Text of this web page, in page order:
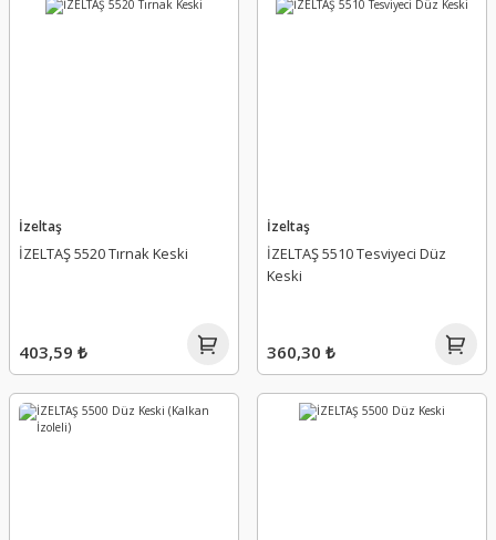
İzeltaş
İZELTAŞ 5520 Tırnak Keski
403,59 ₺
İzeltaş
İZELTAŞ 5510 Tesviyeci Düz
Keski
360,30 ₺